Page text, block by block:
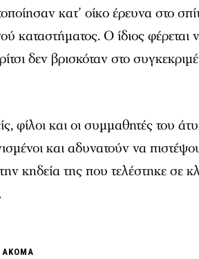
κατ’ οίκο έρευνα στο
καταστήματος. Ο ίδιος
δεν βρισκόταν στο
φίλοι και οι συμμαθητές του
και αδυνατούν να
κηδεία της που τελέστηκε σε
ΑΚΟΜΑ